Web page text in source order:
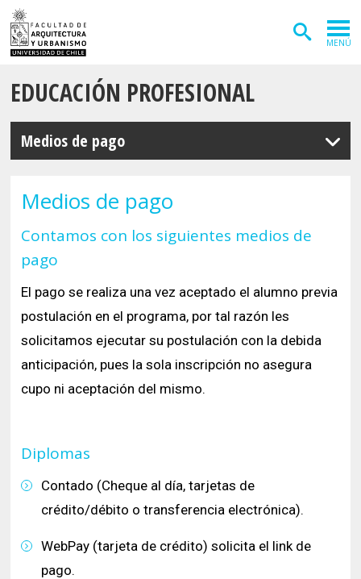
MENÚ
ADMISIÓN
CARRERAS
POSTGRADOS
EXTENSIÓN
Arquitectura
Diseño
Geografía
Urbanismo
INSTITUTOS
Vivienda
Historia y Patrimonio
FACULTAD
Estudiantes
Académicos
Funcionarios
EDUCACIÓN PROFESIONAL
Medios de pago
Medios de pago
Contamos con los siguientes medios de
pago
El pago se realiza una vez aceptado el alumno previa
postulación en el programa, por tal razón les
solicitamos ejecutar su postulación con la debida
anticipación, pues la sola inscripción no asegura
cupo ni aceptación del mismo.
Diplomas
Contado (Cheque al día, tarjetas de
crédito/débito o transferencia electrónica).
WebPay (tarjeta de crédito) solicita el link de
pago.